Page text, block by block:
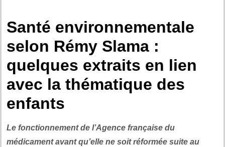
Santé environnementale
selon Rémy Slama :
quelques extraits en lien
avec la thématique des
enfants
Le fonctionnement de l’Agence française du
médicament avant qu’elle ne soit réformée suite au